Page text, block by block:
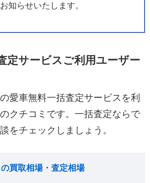
知らせいたします。
定サービスご利用ユーザー
愛車無料一括査定サービスを利
クチコミです。一括査定ならで
をチェックしましょう。
の買取相場・査定相場